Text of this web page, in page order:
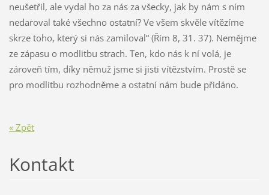
neušetřil, ale vydal ho za nás za všecky, jak by nám s ním
nedaroval také všechno ostatní? Ve všem skvěle vítězíme
skrze toho, který si nás zamiloval“ (Řím 8, 31. 37). Nemějme
ze zápasu o modlitbu strach. Ten, kdo nás k ní volá, je
zároveň tím, díky němuž jsme si jisti vítězstvím. Prostě se
pro modlitbu rozhodněme a ostatní nám bude přidáno.
« Zpět
Kontakt